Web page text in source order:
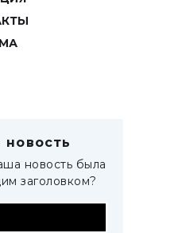
новость была
заголовком?